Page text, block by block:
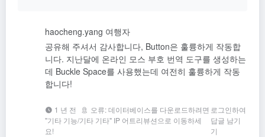
haocheng.yang 여행자
공유해 주셔서 감사합니다, Button은 훌륭하게 작동합
니다. 지난달에 온라인 모스 부호 번역 도구를 생성하는
데 Buckle Space를 사용했는데 여전히 훌륭하게 작동
합니다!
1 년 전
오류: 데이터베이스를 다운로드하려면
"기타 기능/기타 기타" IP 어트리뷰션으로 이동하세
요!
로그인하여
답글 남기
기